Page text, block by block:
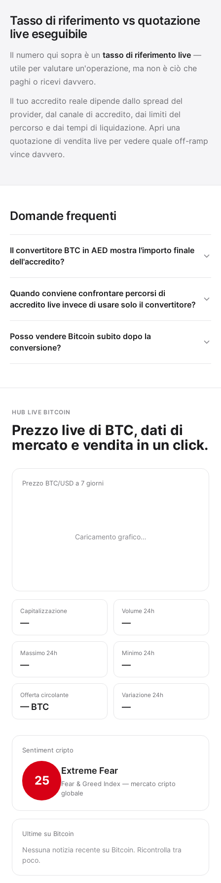
Tasso di riferimento vs quotazione
live eseguibile
Il numero qui sopra è un tasso di riferimento live —
utile per valutare un'operazione, ma non è ciò che
paghi o ricevi davvero.
Il tuo accredito reale dipende dallo spread del
provider, dal canale di accredito, dai limiti del
percorso e dai tempi di liquidazione. Apri una
quotazione di vendita live per vedere quale off-ramp
vince davvero.
Domande frequenti
Il convertitore BTC in AED mostra l'importo finale
dell'accredito?
Quando conviene confrontare percorsi di
accredito live invece di usare solo il convertitore?
Posso vendere Bitcoin subito dopo la
conversione?
HUB LIVE BITCOIN
Prezzo live di BTC, dati di
mercato e vendita in un click.
Prezzo BTC/USD a 7 giorni
Caricamento grafico…
Capitalizzazione
—
Volume 24h
—
Massimo 24h
—
Minimo 24h
—
Offerta circolante
— BTC
Variazione 24h
—
Sentiment cripto
25
Extreme Fear
Fear & Greed Index — mercato cripto
globale
Ultime su Bitcoin
Nessuna notizia recente su Bitcoin. Ricontrolla tra
poco.